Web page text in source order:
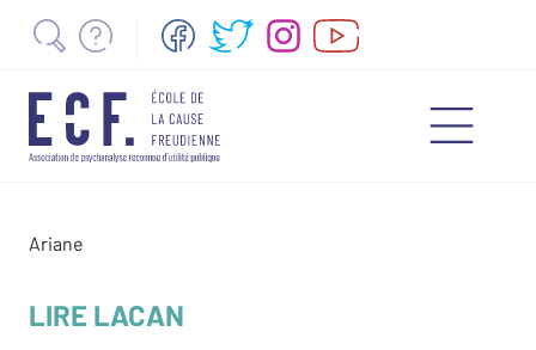
Ariane
LIRE LACAN